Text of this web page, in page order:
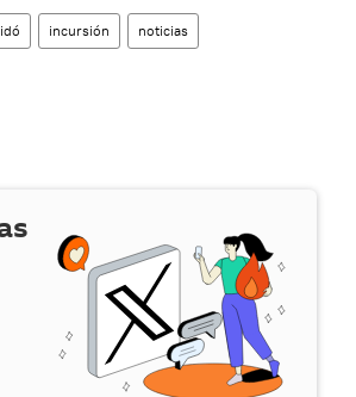
incursión noticias